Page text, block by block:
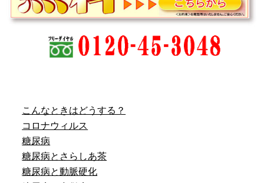
こんなときはどうする？
コロナウィルス
糖尿病
糖尿病とさらしあ茶
糖尿病と動脈硬化